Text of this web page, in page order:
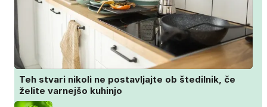
Teh stvari nikoli ne postavljajte ob štedilnik, če
želite varnejšo kuhinjo